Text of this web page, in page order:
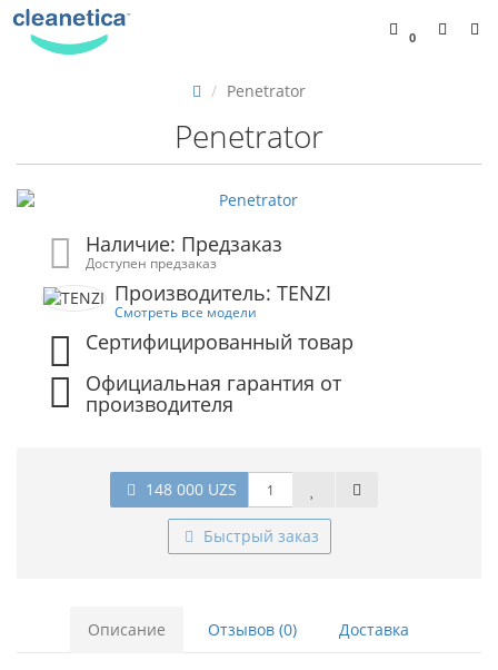
0
Penetrator
Penetrator
Наличие: Предзаказ
Доступен предзаказ
Производитель: TENZI
Смотреть все модели
Сертифицированный товар
Официальная гарантия от
производителя
148 000 UZS
Быстрый заказ
Описание Отзывов (0) Доставка